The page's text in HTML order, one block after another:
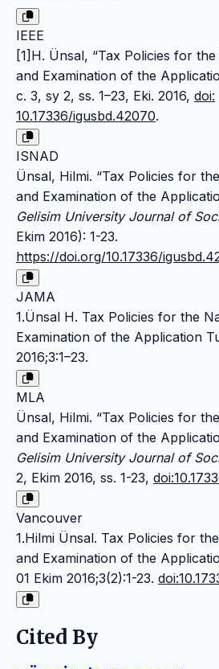
IEEE
[1]H. Ünsal, “Tax Policies for
and Examination of the
c. 3, sy 2, ss. 1–23, Eki. 2016, doi:
10.17336/igusbd.42070.
ISNAD
Ünsal, Hilmi. “Tax Policies for
and Examination of the
Gelisim University Journal of
Ekim 2016): 1-23.
https://doi.org/10.17336/
JAMA
1.Ünsal H. Tax Policies for the
Examination of the Application
2016;3:1–23.
MLA
Ünsal, Hilmi. “Tax Policies for
and Examination of the
Gelisim University Journal of
2, Ekim 2016, ss. 1-23,
Vancouver
1.Hilmi Ünsal. Tax Policies for
and Examination of the
01 Ekim 2016;3(2):1-23.
Cited By